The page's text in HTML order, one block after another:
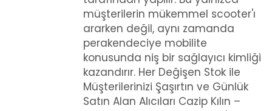
müşterilerin mükemmel scooter'ı
ararken değil, aynı zamanda
perakendeciye mobilite
konusunda niş bir sağlayıcı kimliği
kazandırır. Her Değişen Stok ile
Müşterilerinizi Şaşırtın ve Günlük
Satın Alan Alıcıları Cazip Kılın –